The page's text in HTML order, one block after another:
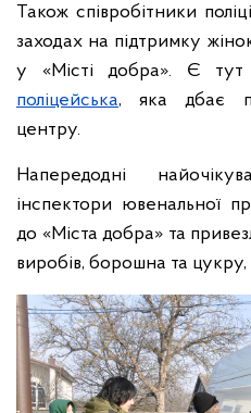
Також співробітники
заходах на підтримку
у «Місті добра». Є
поліцейська, яка дбає
центру.
Напередодні
інспектори ювенальної
до «Міста добра» та
виробів, борошна та цукру,